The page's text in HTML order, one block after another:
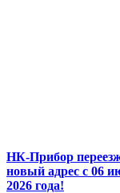
НК-Прибор
новый адрес с 06
2026 года!